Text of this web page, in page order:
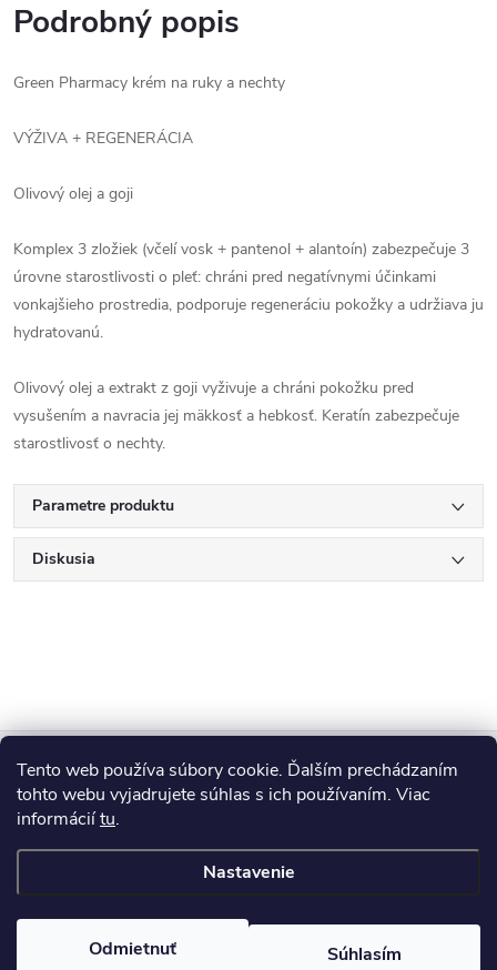
Tento web používa súbory cookie. Ďalším prechádzaním
tohto webu vyjadrujete súhlas s ich používaním. Viac
informáciítu.
Nastavenie
Odmietnuť Súhlasím
Podrobný popis
Green Pharmacy krém na ruky a nechty
VÝŽIVA + REGENERÁCIA
Olivový olej a goji
Komplex 3 zložiek (včelí vosk + pantenol + alantoín) zabezpečuje 3
úrovne starostlivosti o pleť: chráni pred negatívnymi účinkami
vonkajšieho prostredia, podporuje regeneráciu pokožky a udržiava ju
hydratovanú.
Olivový olej a extrakt z goji vyživuje a chráni pokožku pred
vysušením a navracia jej mäkkosť a hebkosť. Keratín zabezpečuje
starostlivosť o nechty.
Parametre produktu
Diskusia
Z
á
p
ä
Blog
Informácie pre vás
. Všetky práva vyhradené.